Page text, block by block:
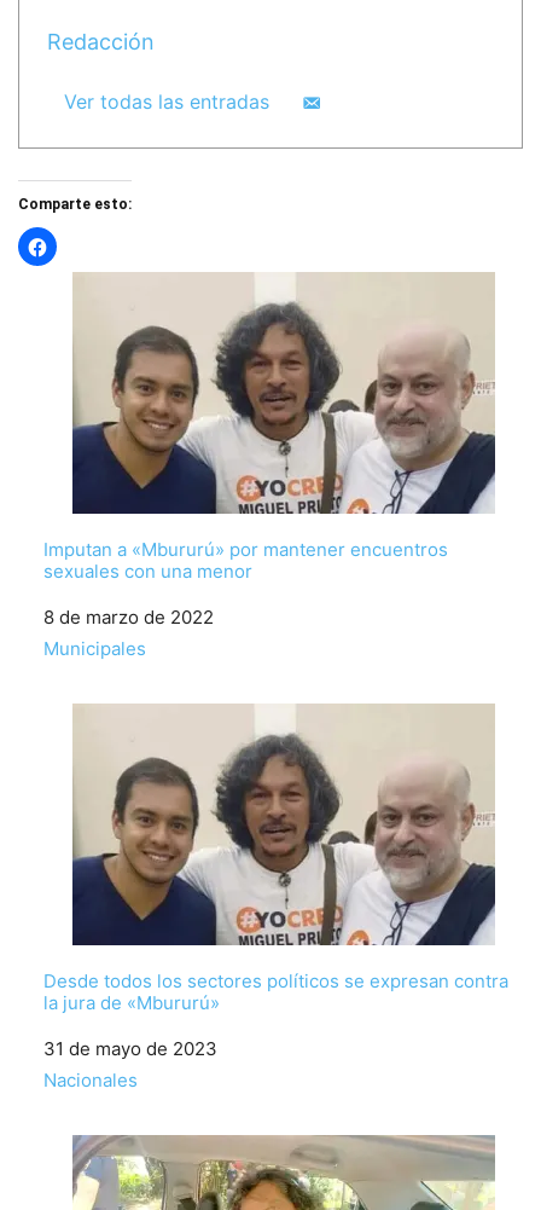
Redacción
Ver todas las entradas
Comparte esto:
Imputan a «Mbururú» por mantener encuentros
sexuales con una menor
Fecha
8 de marzo de 2022
Respecto a
Municipales
Desde todos los sectores políticos se expresan contra
la jura de «Mbururú»
Fecha
31 de mayo de 2023
Respecto a
Nacionales